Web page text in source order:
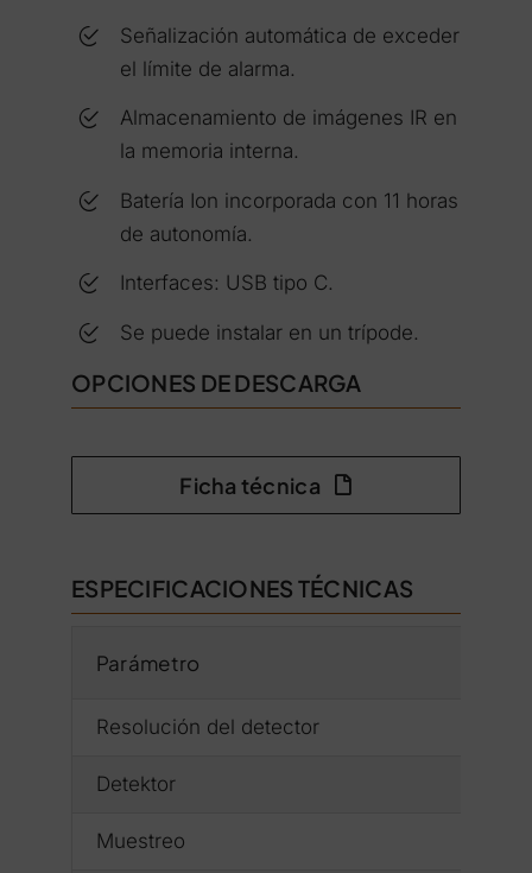
Señalización automática de exceder
el límite de alarma.
Almacenamiento de imágenes IR en
la memoria interna.
Batería Ion incorporada con 11 horas
de autonomía.
Interfaces: USB tipo C.
Se puede instalar en un trípode.
OPCIONES DE DESCARGA
Ficha técnica
ESPECIFICACIONES TÉCNICAS
Parámetro
Resolución del detector
Detektor
Muestreo